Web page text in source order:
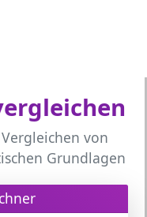
von
Grundlagen